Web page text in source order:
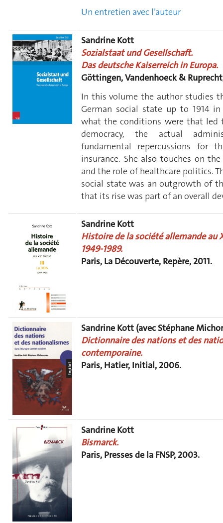
Un entretien avec l’auteur
Sandrine Kott
Sozialstaat und Gesellschaft.
Das deutsche Kaiserreich in Europa.
Göttingen, Vandenhoeck &
In this volume the author studies
German social state up to 1914
what the conditions were that led
democracy, the actual
fundamental repercussions for
insurance. She also touches on
and the role of healthcare politics.
social state was an outgrowth of
that its rise was part of an overall
Sandrine Kott
Histoire de la société allemande au
1949-1989.
Paris, La Découverte, Repère, 2011.
Sandrine Kott (avec Stéphane
Dictionnaire des nations et des
contemporaine.
Paris, Hatier, Initial, 2006.
Sandrine Kott
Bismarck.
Paris, Presses de la FNSP, 2003.